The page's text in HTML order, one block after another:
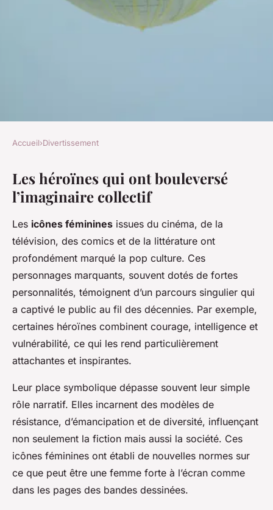
Les Héroïnes Inoubliables de
la Pop Culture : Icônes
Féminines qui Marquent
l'Histoire
Accueil›Divertissement
Les héroïnes qui ont bouleversé
l’imaginaire collectif
Les icônes féminines issues du cinéma, de la
télévision, des comics et de la littérature ont
profondément marqué la pop culture. Ces
personnages marquants, souvent dotés de fortes
personnalités, témoignent d’un parcours singulier qui
a captivé le public au fil des décennies. Par exemple,
certaines héroïnes combinent courage, intelligence et
vulnérabilité, ce qui les rend particulièrement
attachantes et inspirantes.
Leur place symbolique dépasse souvent leur simple
rôle narratif. Elles incarnent des modèles de
résistance, d’émancipation et de diversité, influençant
non seulement la fiction mais aussi la société. Ces
icônes féminines ont établi de nouvelles normes sur
ce que peut être une femme forte à l’écran comme
dans les pages des bandes dessinées.